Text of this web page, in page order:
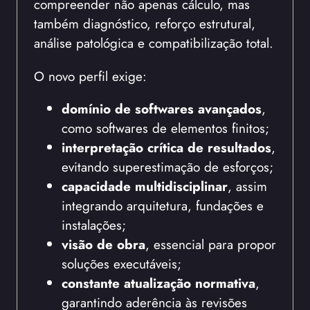
compreender não apenas cálculo, mas
também diagnóstico, reforço estrutural,
análise patológica e compatibilização total.
O novo perfil exige:
domínio de softwares avançados,
como softwares de elementos finitos;
interpretação crítica de resultados,
evitando superestimação de esforços;
capacidade multidisciplinar, assim
integrando arquitetura, fundações e
instalações;
visão de obra, essencial para propor
soluções executáveis;
constante atualização normativa,
garantindo aderência às revisões